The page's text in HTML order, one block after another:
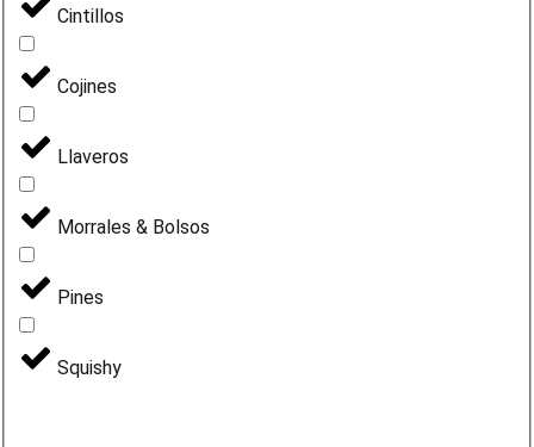
Cintillos
Cojines
Llaveros
Morrales & Bolsos
Pines
Squishy